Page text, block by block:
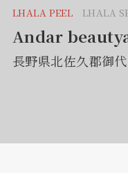
LHALA PEEL LHALA
Andar
長野県北佐久郡御